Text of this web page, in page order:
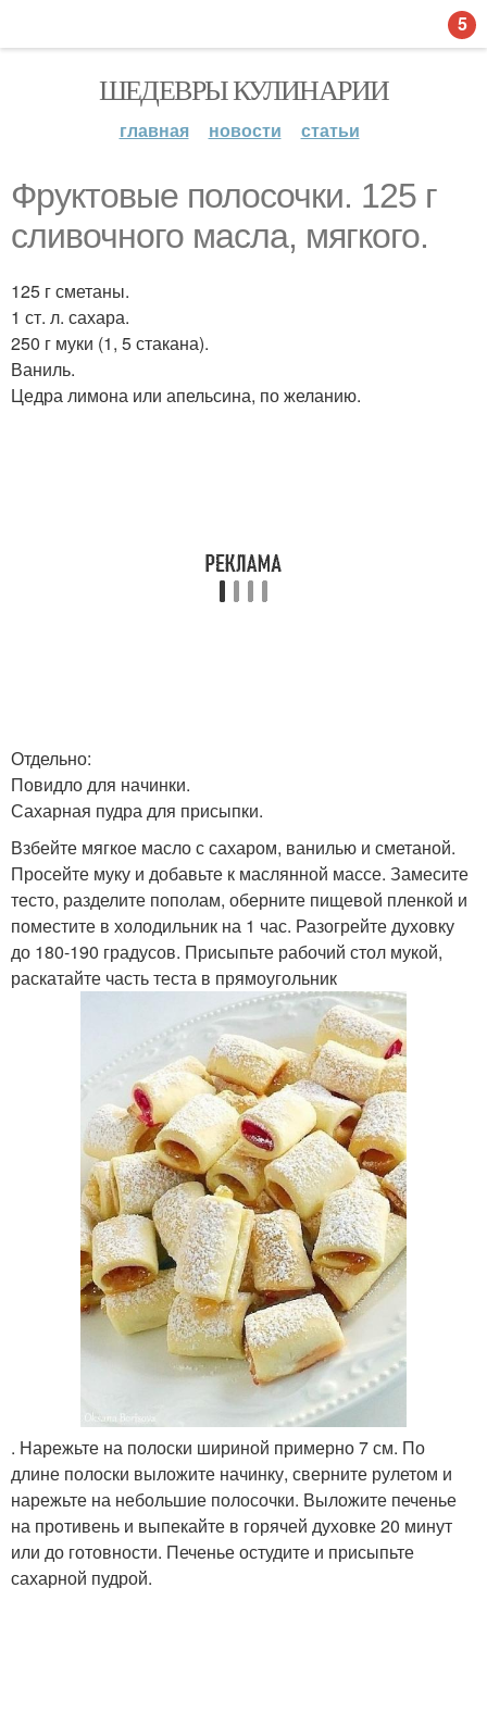
ШЕДЕВРЫ КУЛИНАРИИ
главная новости статьи
Фруктовые полосочки. 125 г
сливочного масла, мягкого.
125 г сметаны.
1 ст. л. сахара.
250 г муки (1, 5 стакана).
Ваниль.
Цедра лимона или апельсина, по желанию.
Отдельно:
Повидло для начинки.
Сахарная пудра для присыпки.
Взбейте мягкое масло с сахаром, ванилью и сметаной.
Просейте муку и добавьте к маслянной массе. Замесите
тесто, разделите пополам, оберните пищевой пленкой и
поместите в холодильник на 1 час. Разогрейте духовку
до 180-190 градусов. Присыпьте рабочий стол мукой,
раскатайте часть теста в прямоугольник
. Нарежьте на полоски шириной примерно 7 см. По
длине полоски выложите начинку, сверните рулетом и
нарежьте на небольшие полосочки. Выложите печенье
на прoтивень и выпекайте в горячей духовке 20 минут
или до готовности. Печенье остудите и присыпьте
сахарной пудрой.
5